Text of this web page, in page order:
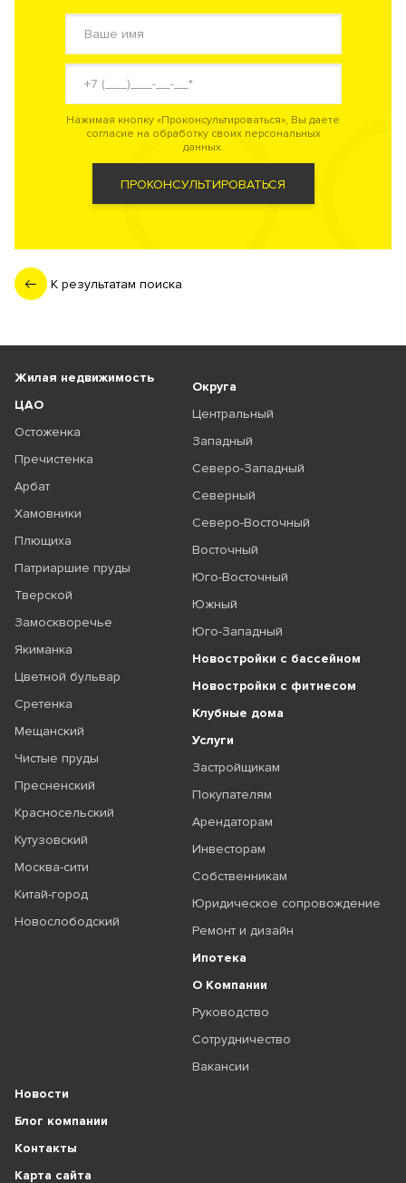
Нажимая кнопку «Проконсультироваться», Вы даете
согласие на обработку своих персональных
данных.
ПРОКОНСУЛЬТИРОВАТЬСЯ
К результатам поиска
Жилая недвижимость
ЦАО
Остоженка
Пречистенка
Арбат
Хамовники
Плющиха
Патриаршие пруды
Тверской
Замоскворечье
Якиманка
Цветной бульвар
Сретенка
Мещанский
Чистые пруды
Пресненский
Красносельский
Кутузовский
Москва-сити
Китай-город
Новослободский
Округа
Центральный
Западный
Северо-Западный
Северный
Северо-Восточный
Восточный
Юго-Восточный
Южный
Юго-Западный
Новостройки с бассейном
Новостройки с фитнесом
Клубные дома
Услуги
Застройщикам
Покупателям
Арендаторам
Инвесторам
Собственникам
Юридическое сопровождение
Ремонт и дизайн
Ипотека
О Компании
Руководство
Сотрудничество
Вакансии
Новости
Блог компании
Контакты
Карта сайта